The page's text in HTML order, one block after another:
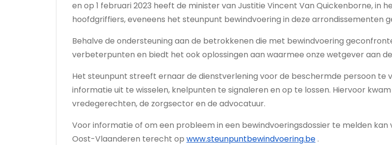
en op 1 februari 2023 heeft de minister van Justitie Vincent Van Quickenborne, in
hoofdgriffiers, eveneens het steunpunt bewindvoering in deze arrondissementen
Behalve de ondersteuning aan de betrokkenen die met bewindvoering
verbeterpunten en biedt het ook oplossingen aan waarmee onze wetgever aan
Het steunpunt streeft ernaar de dienstverlening voor de beschermde persoon
informatie uit te wisselen, knelpunten te signaleren en op te lossen. Hiervoor
vredegerechten, de zorgsector en de advocatuur.
Voor informatie of om een probleem in een bewindvoeringsdossier te melden
Oost-Vlaanderen terecht op www.steunpuntbewindvoering.be.